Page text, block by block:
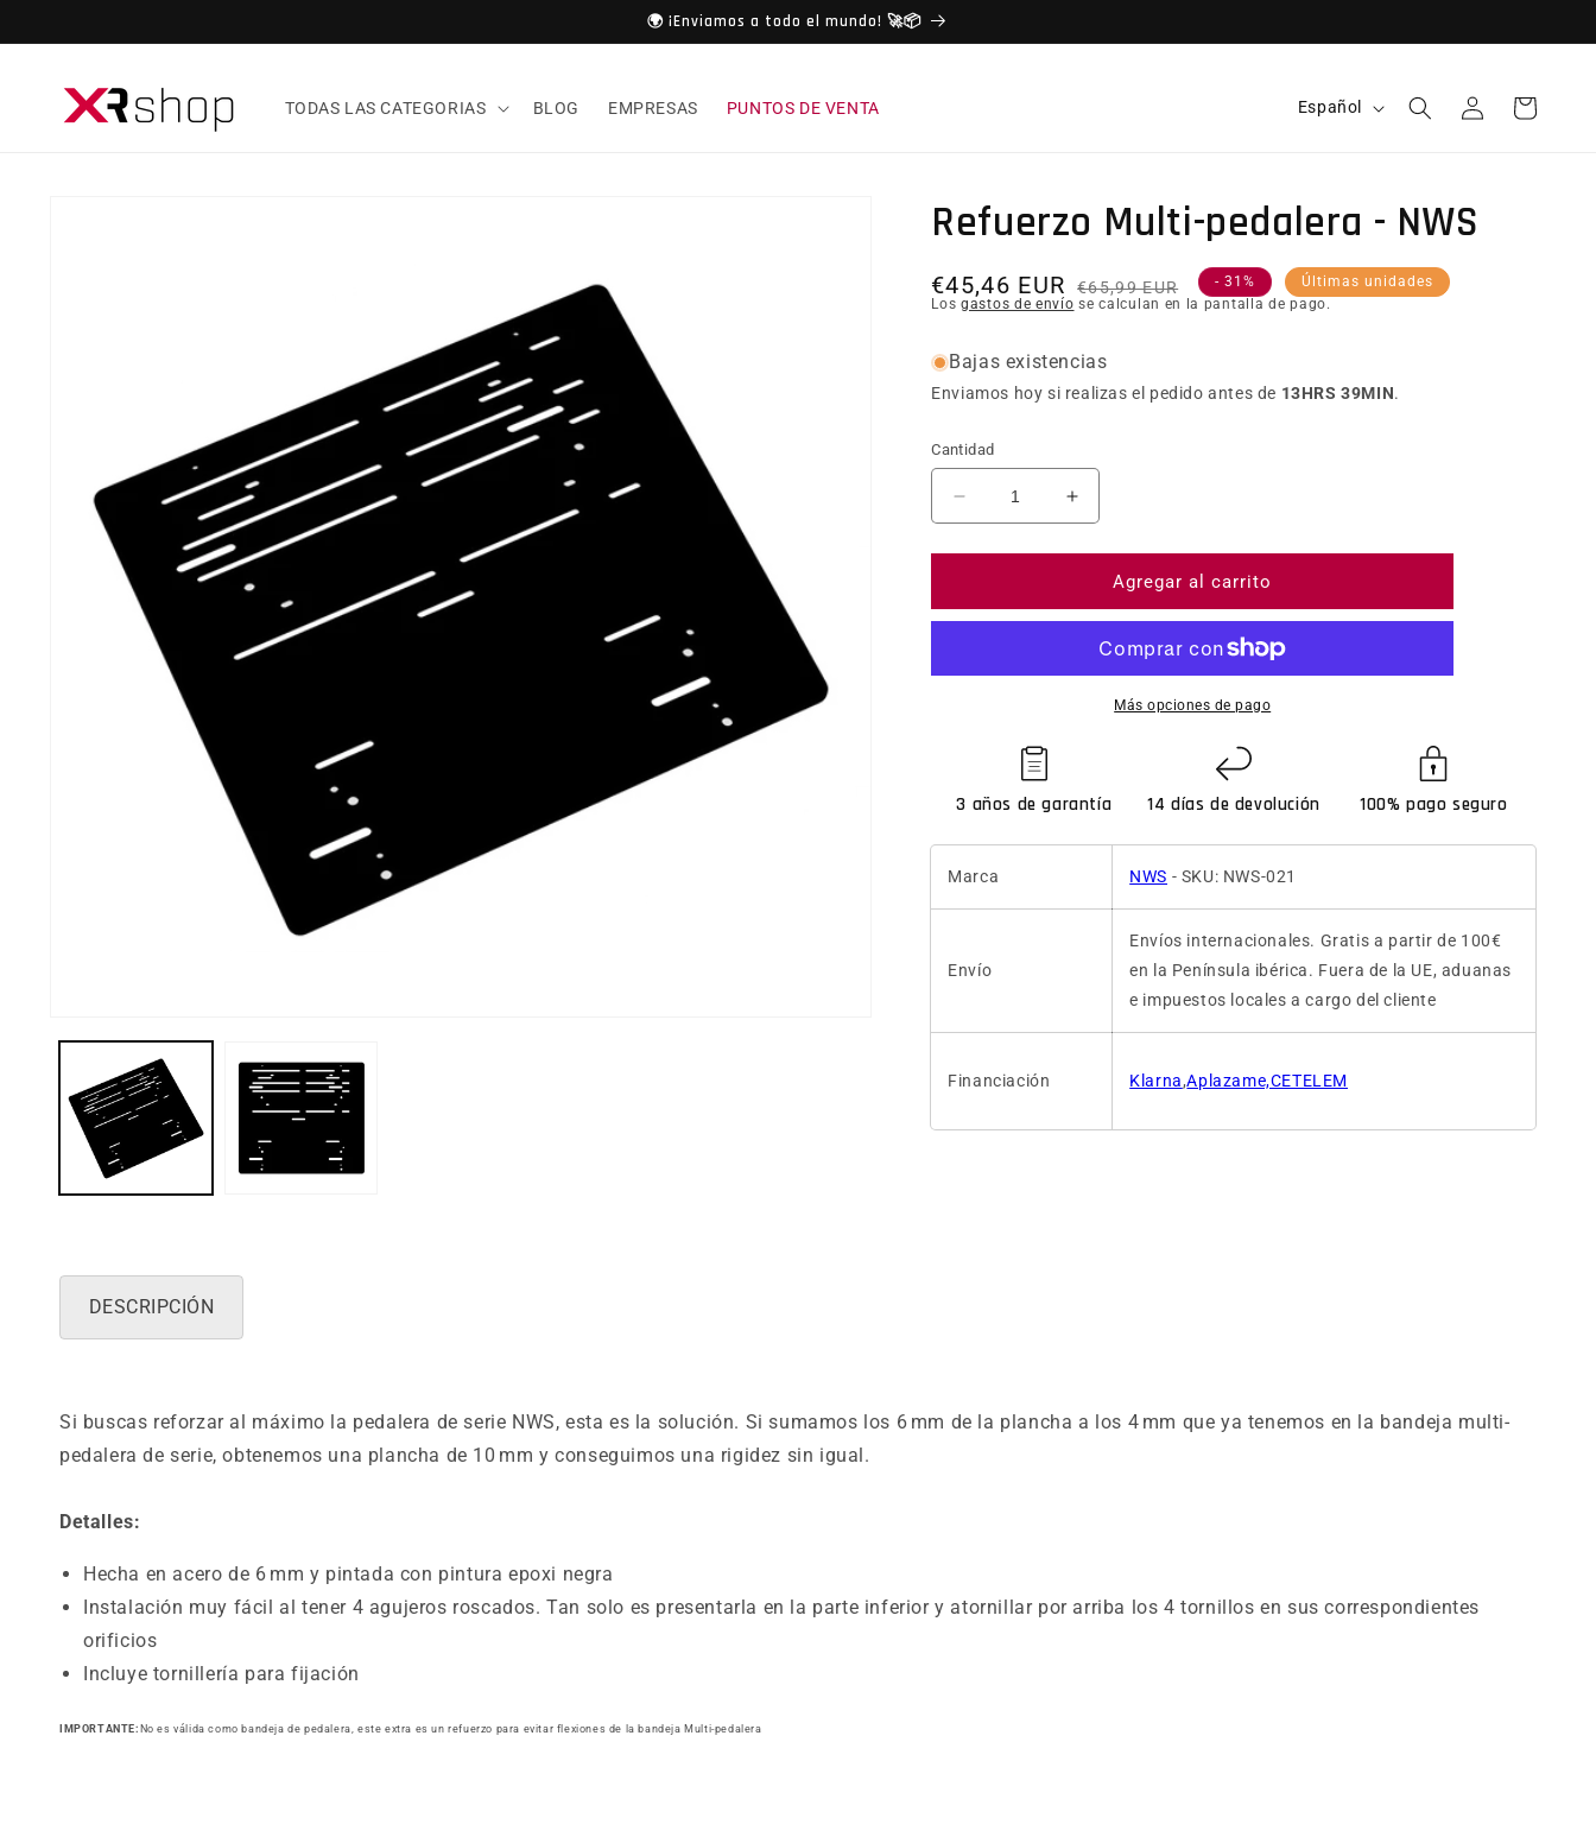
🌍 ¡Enviamos a todo el mundo! 🚀📦
TODAS LAS CATEGORIAS BLOG EMPRESAS PUNTOS DE VENTA Idioma
Español Iniciar sesiónCarrito
Refuerzo Multi-pedalera - NWS
Precio habitual
€65,99 EUR Precio de oferta
€45,46 EUR - 31%
Últimas unidades
Los gastos de envío se calculan en la pantalla de pago.
Bajas existencias
Enviamos hoy si realizas el pedido antes de 13HRS 39MIN.
Cantidad
Reducir cantidad para Refuerzo Multi-pedalera - NWS
Aumentar cantidad para Refuerzo Multi-pedalera -
Agregar al carrito
Más opciones de pago
3 años de garantía 14 días de devolución 100% pago seguro
Marca NWS - SKU: NWS-021
Envío
Envíos internacionales. Gratis a partir de 100€
en la Península ibérica. Fuera de la UE, aduanas
e impuestos locales a cargo del cliente
Financiación Klarna,Aplazame,CETELEM
DESCRIPCIÓN
Si buscas reforzar al máximo la pedalera de serie NWS, esta es la solución. Si sumamos los 6 mm de la plancha a los 4 mm que ya tenemos en la bandeja multi-
pedalera de serie, obtenemos una plancha de 10 mm y conseguimos una rigidez sin igual.
Detalles:
Hecha en acero de 6 mm y pintada con pintura epoxi negra
Instalación muy fácil al tener 4 agujeros roscados. Tan solo es presentarla en la parte inferior y atornillar por arriba los 4 tornillos en sus correspondientes
orificios
Incluye tornillería para fijación
IMPORTANTE: No es válida como bandeja de pedalera, este extra es un refuerzo para evitar flexiones de la bandeja Multi-pedalera